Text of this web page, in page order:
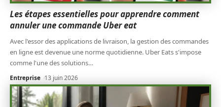
Les étapes essentielles pour apprendre comment
annuler une commande Uber eat
Avec l'essor des applications de livraison, la gestion des commandes
en ligne est devenue une norme quotidienne. Uber Eats s'impose
comme l'une des solutions…
Entreprise 13 juin 2026